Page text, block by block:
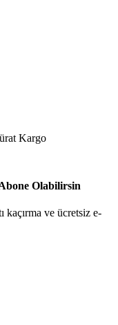
Kargo
Olabilirsin
kaçırma ve ücretsiz e-